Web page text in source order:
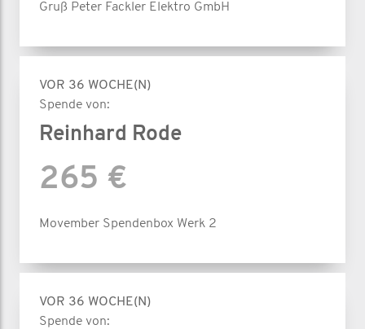
Gruß Peter Fackler Elektro GmbH
VOR 36 WOCHE(N)
Spende von:
Reinhard Rode
265 €
Movember Spendenbox Werk 2
VOR 36 WOCHE(N)
Spende von: